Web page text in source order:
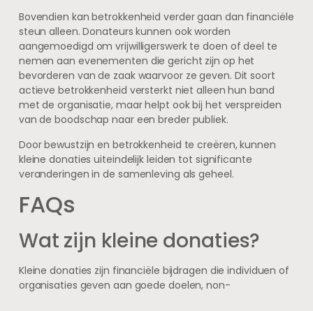
Bovendien kan betrokkenheid verder gaan dan financiële
steun alleen. Donateurs kunnen ook worden
aangemoedigd om vrijwilligerswerk te doen of deel te
nemen aan evenementen die gericht zijn op het
bevorderen van de zaak waarvoor ze geven. Dit soort
actieve betrokkenheid versterkt niet alleen hun band
met de organisatie, maar helpt ook bij het verspreiden
van de boodschap naar een breder publiek.
Door bewustzijn en betrokkenheid te creëren, kunnen
kleine donaties uiteindelijk leiden tot significante
veranderingen in de samenleving als geheel.
FAQs
Wat zijn kleine donaties?
Kleine donaties zijn financiële bijdragen die individuen of
organisaties geven aan goede doelen, non-